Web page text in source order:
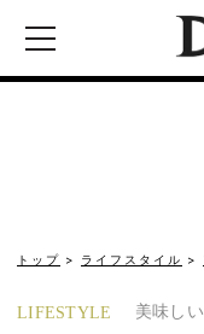
トップ ライフスタイル
LIFESTYLE 美味し